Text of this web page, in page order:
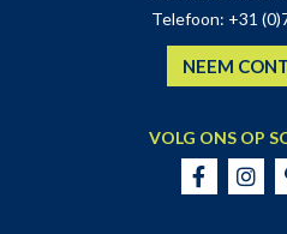
Telefoon: +31
NEEM
VOLG ONS OP